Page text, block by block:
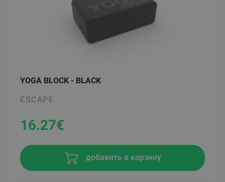
YOGA BLOCK - BLACK
ESCAPE
16.27€
добавить в корзину